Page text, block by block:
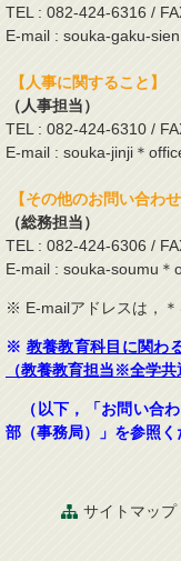
TEL : 082-424-6316 /
E-mail : souka-gaku-
【人事に関すること】
（人事担当）
TEL : 082-424-6310 /
E-mail : souka-jinji＊
【その他のお問い合わせ
（総務担当）
TEL : 082-424-6306 /
E-mail : souka-soumu
※ E-mailアドレスは，＊
※ 教養教育科目に関わ
（教養教育担当※全学共
（以下，「お問い合
部（事務局）」を参照く
サイトマップ